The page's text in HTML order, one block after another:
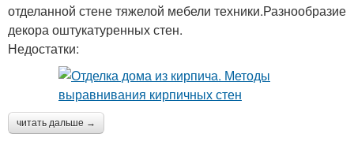
отделанной стене тяжелой мебели техники.Разнообразие
декора оштукатуренных стен.
Недостатки:
читать дальше →